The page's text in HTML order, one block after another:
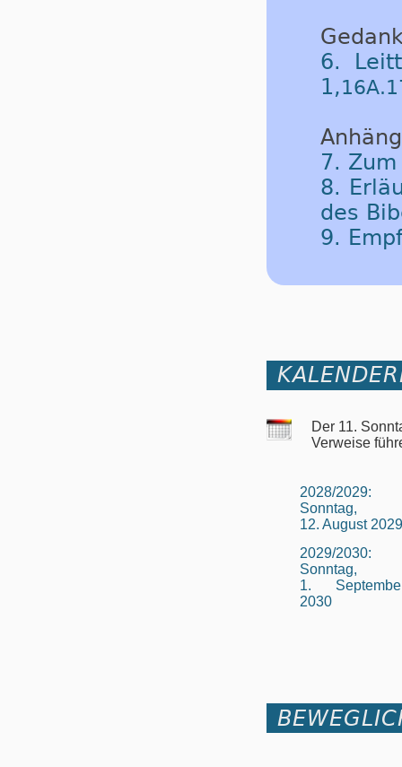
6.
1,
7.
8.
des
9.
Der 11.
Verweise
2028/2029:
Sonntag,
12. August 2029
2029/2030:
Sonntag,
1.
2030